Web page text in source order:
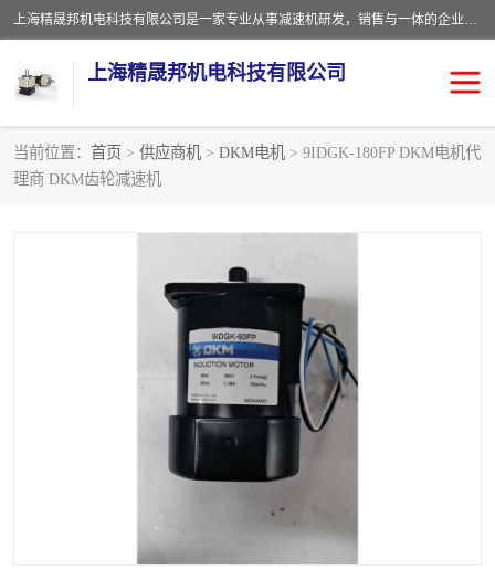
上海精晟邦机电科技有限公司是一家专业从事减速机研发，销售与一体的企业。公司拥有资深技术人员和技术团队服务人才，致力于为广大客户提供专业，细致的产品服务。主营产品有：中型减速电机，微型调速电机，精密行星减速机，蜗轮蜗杆减速机，RFKS四大系列减速机，SKM双曲面齿轮减速机，齿轮减速电机，行星减速机，防爆电机，变频器等系列；产品广泛用于汽车，船舶，能源，环保，包装，物流等领域，欢迎咨询。
上海精晟邦机电科技有限公司
当前位置： 首页 > 供应商机 > DKM电机 > 9IDGK-180FP DKM电机代
理商 DKM齿轮减速机
减速电机
精晟邦四大系列
精晟邦微型齿轮减速电机
晟邦电机